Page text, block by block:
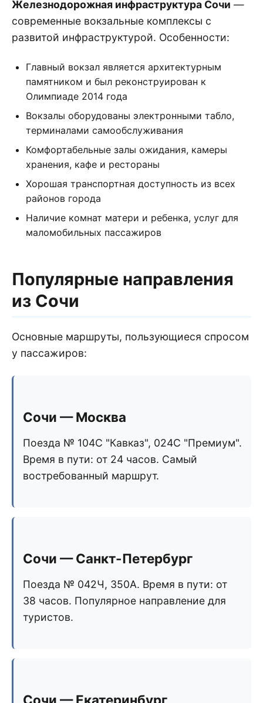
Железнодорожная инфраструктура Сочи —
современные вокзальные комплексы с
развитой инфраструктурой. Особенности:
Главный вокзал является архитектурным
памятником и был реконструирован к
Олимпиаде 2014 года
Вокзалы оборудованы электронными табло,
терминалами самообслуживания
Комфортабельные залы ожидания, камеры
хранения, кафе и рестораны
Хорошая транспортная доступность из всех
районов города
Наличие комнат матери и ребенка, услуг для
маломобильных пассажиров
Популярные направления
из Сочи
Основные маршруты, пользующиеся спросом
у пассажиров:
Сочи — Москва
Поезда № 104С "Кавказ", 024С "Премиум".
Время в пути: от 24 часов. Самый
востребованный маршрут.
Сочи — Санкт-Петербург
Поезда № 042Ч, 350А. Время в пути: от
38 часов. Популярное направление для
туристов.
Сочи — Екатеринбург